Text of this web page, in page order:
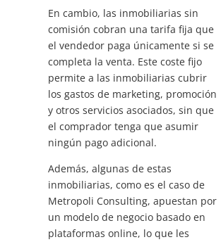
En cambio, las inmobiliarias sin
comisión cobran una tarifa fija que
el vendedor paga únicamente si se
completa la venta. Este coste fijo
permite a las inmobiliarias cubrir
los gastos de marketing, promoción
y otros servicios asociados, sin que
el comprador tenga que asumir
ningún pago adicional.
Además, algunas de estas
inmobiliarias, como es el caso de
Metropoli Consulting, apuestan por
un modelo de negocio basado en
plataformas online, lo que les